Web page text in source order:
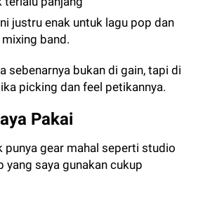
justru enak untuk lagu pop dan
band.
sebenarnya bukan di gain, tapi di
picking dan feel petikannya.
Pakai
punya gear mahal seperti studio
yang saya gunakan cukup